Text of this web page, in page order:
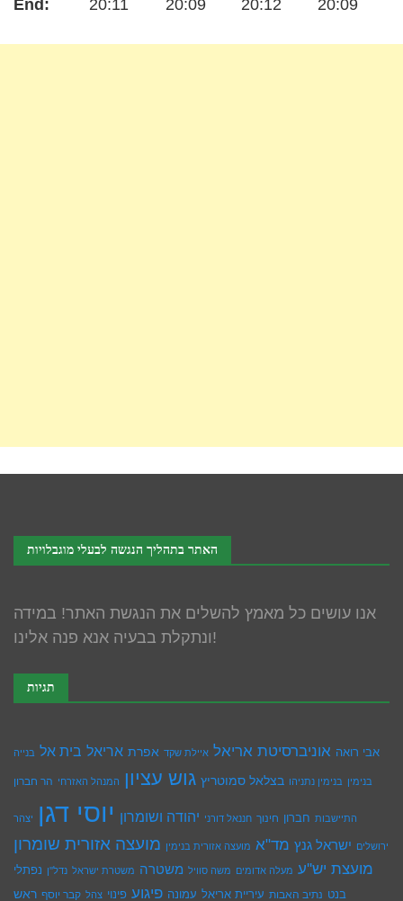
End:
20:11
20:09
20:12
20:09
האתר בתהליך הנגשה לבעלי מוגבלויות
אנו עושים כל מאמץ להשלים את הנגשת האתר! במידה
ונתקלת בבעיה אנא פנה אלינו!
תגיות
אבי רואה אוניברסיטת אריאל איילת שקד אפרת אריאל בית אל בנייה
בנימין בנימין נתניהו בצלאל סמוטריץ גוש עציון המנהל האזרחי הר חברון
התיישבות חברון חינוך חננאל דורני יהודה ושומרון יוסי דגן יצהר
ירושלים ישראל גנץ מד"א מועצה אזורית בנימין מועצה אזורית שומרון
מועצת יש''ע מעלה אדומים משה סוויל משטרה משטרת ישראל נדל''ן נפתלי
בנט נתיב האבות עיריית אריאל עמונה פיגוע פינוי צהל קבר יוסף ראש